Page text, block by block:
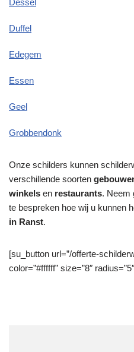
Duffel
Edegem
Essen
Geel
Grobbendonk
Onze schilders kunnen
verschillende soorten
winkels en restaurants. Neem
te bespreken hoe wij u kunnen
in Ranst.
[su_button url=”/offerte-
color=”#ffffff” size=”8″